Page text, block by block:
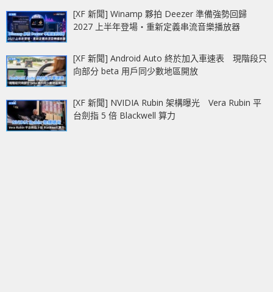
[XF 新聞] Winamp 夥拍 Deezer 準備強勢回歸
2027 上半年登場‧重新定義串流音樂播放器
[XF 新聞] Android Auto 終於加入車速表 現階段只
向部分 beta 用戶同少數地區開放
[XF 新聞] NVIDIA Rubin 架構曝光 Vera Rubin 平
台劍指 5 倍 Blackwell 算力